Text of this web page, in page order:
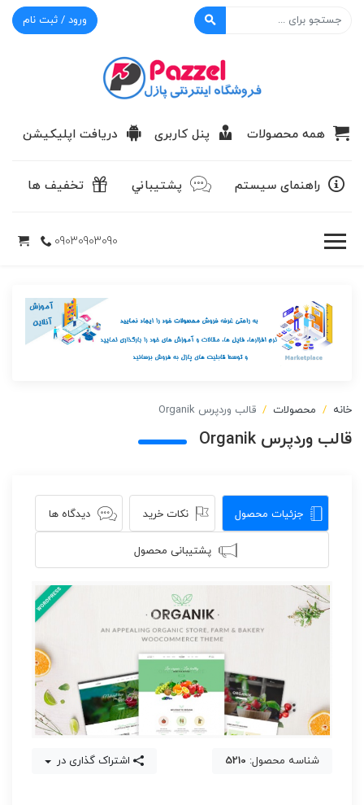
ورود / ثبت نام
همه محصولات پنل کاربری دریافت اپلیکیشن
راهنمای سیستم پشتيباني تخفیف ها
09030903090
خانه محصولات قالب وردپرس Organik
قالب وردپرس Organik
جزئیات محصول نکات خرید دیدگاه ها
پشتیبانی محصول
شناسه محصول: 5210 اشتراک گذاری در